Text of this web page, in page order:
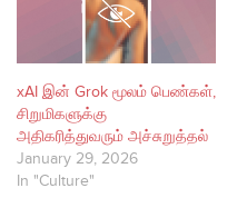
xAI இன் Grok மூலம் பெண்கள்,
சிறுமிகளுக்கு
அதிகரித்துவரும் அச்சுறுத்தல்
January 29, 2026
In "Culture"